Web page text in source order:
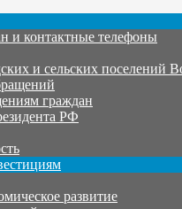
и контактные телефоны
и сельских поселений
граждан
РФ
развитие